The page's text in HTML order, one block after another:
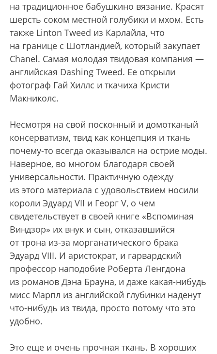
на традиционное бабушкино вязание. Красят
шерсть соком местной голубики и мхом. Есть
также Linton Tweed из Карлайла, что
на границе с Шотландией, который закупает
Chanel. Самая молодая твидовая компания —
английская Dashing Tweed. Ее открыли
фотограф Гай Хиллс и ткачиха Кристи
Макниколс.
Несмотря на свой посконный и домотканый
консерватизм, твид как концепция и ткань
почему-то всегда оказывался на острие моды.
Наверное, во многом благодаря своей
универсальности. Практичную одежду
из этого материала с удовольствием носили
короли Эдуард VII и Георг V, о чем
свидетельствует в своей книге «Вспоминая
Виндзор» их внук и сын, отказавшийся
от трона из-за морганатического брака
Эдуард VIII. И аристократ, и гарвардский
профессор наподобие Роберта Ленгдона
из романов Дэна Брауна, и даже какая-нибудь
мисс Марпл из английской глубинки наденут
что-нибудь из твида, просто потому что это
удобно.
Это еще и очень прочная ткань. В хороших